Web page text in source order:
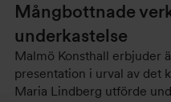
Mångbottnade
underkastelse
Malmö Konsthall erbjuder
presentation i urval av det
Maria Lindberg utförde